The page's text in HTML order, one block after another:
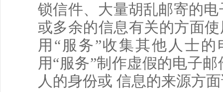
锁信件、大量胡乱邮寄的
或多余的信息有关的方面使
用 “ 服务”收集其他人士的
用“服务”制作虚假的电子
人的身份或 信息的来源方